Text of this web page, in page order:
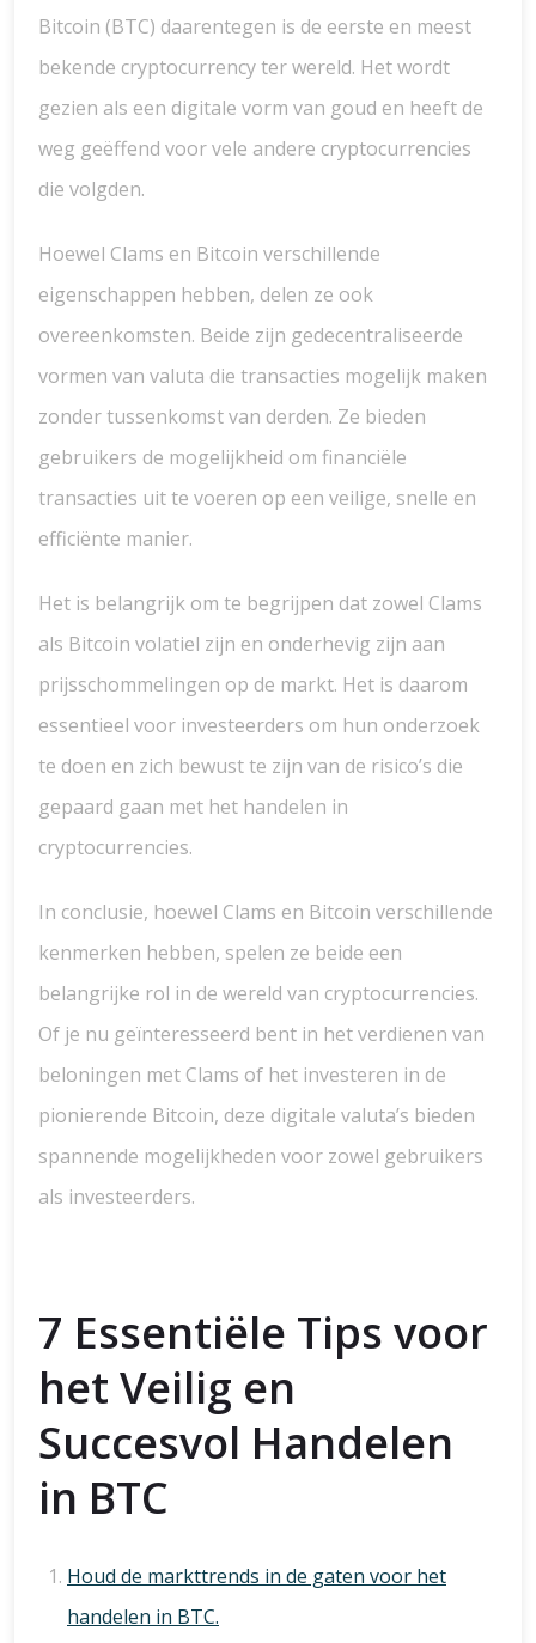
Bitcoin (BTC) daarentegen is de eerste en meest
bekende cryptocurrency ter wereld. Het wordt
gezien als een digitale vorm van goud en heeft de
weg geëffend voor vele andere cryptocurrencies
die volgden.
Hoewel Clams en Bitcoin verschillende
eigenschappen hebben, delen ze ook
overeenkomsten. Beide zijn gedecentraliseerde
vormen van valuta die transacties mogelijk maken
zonder tussenkomst van derden. Ze bieden
gebruikers de mogelijkheid om financiële
transacties uit te voeren op een veilige, snelle en
efficiënte manier.
Het is belangrijk om te begrijpen dat zowel Clams
als Bitcoin volatiel zijn en onderhevig zijn aan
prijsschommelingen op de markt. Het is daarom
essentieel voor investeerders om hun onderzoek
te doen en zich bewust te zijn van de risico’s die
gepaard gaan met het handelen in
cryptocurrencies.
In conclusie, hoewel Clams en Bitcoin verschillende
kenmerken hebben, spelen ze beide een
belangrijke rol in de wereld van cryptocurrencies.
Of je nu geïnteresseerd bent in het verdienen van
beloningen met Clams of het investeren in de
pionierende Bitcoin, deze digitale valuta’s bieden
spannende mogelijkheden voor zowel gebruikers
als investeerders.
7 Essentiële Tips voor
het Veilig en
Succesvol Handelen
in BTC
Houd de markttrends in de gaten voor het
handelen in BTC.